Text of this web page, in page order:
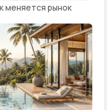
меняется рынок